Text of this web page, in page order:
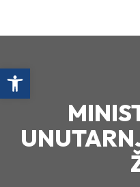
Open toolbar